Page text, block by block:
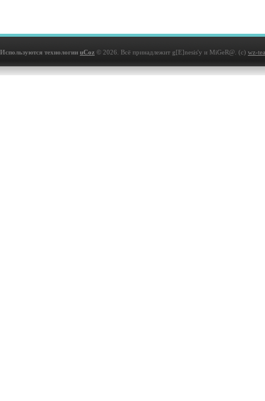
Используются технологии uCoz © 2026. Всё принадлежит g[E]nesis'у и MiGeR@. (с) wz-